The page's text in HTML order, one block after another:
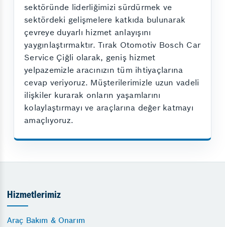
sektöründe liderliğimizi sürdürmek ve
sektördeki gelişmelere katkıda bulunarak
çevreye duyarlı hizmet anlayışını
yaygınlaştırmaktır. Tırak Otomotiv Bosch Car
Service Çiğli olarak, geniş hizmet
yelpazemizle aracınızın tüm ihtiyaçlarına
cevap veriyoruz. Müşterilerimizle uzun vadeli
ilişkiler kurarak onların yaşamlarını
kolaylaştırmayı ve araçlarına değer katmayı
amaçlıyoruz.
Hizmetlerimiz
Araç Bakım & Onarım